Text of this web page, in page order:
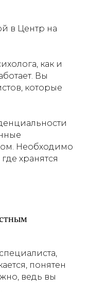
в Центр на
как и
Вы
которые
Необходимо
хранятся
понятен
ведь вы